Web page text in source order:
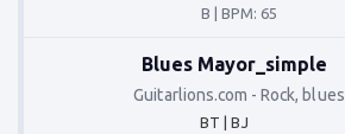
B | BPM: 65
Blues Mayor_simple
Guitarlions.com -Rock, blues
BT | BJ